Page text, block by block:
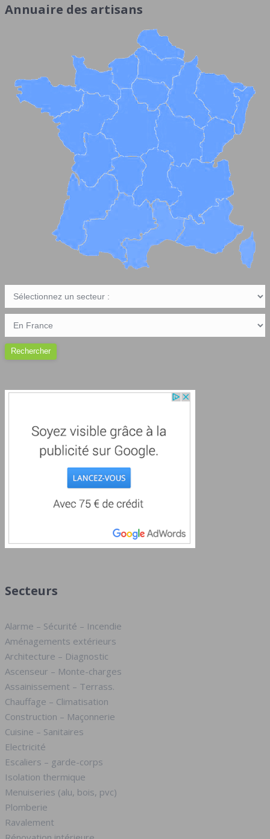
Annuaire des artisans
Secteurs
Alarme – Sécurité – Incendie
Aménagements extérieurs
Architecture – Diagnostic
Ascenseur – Monte-charges
Assainissement – Terrass.
Chauffage – Climatisation
Construction – Maçonnerie
Cuisine – Sanitaires
Electricité
Escaliers – garde-corps
Isolation thermique
Menuiseries (alu, bois, pvc)
Plomberie
Ravalement